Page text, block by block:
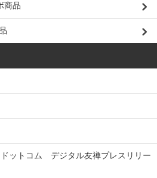
商品
ットコム デジタル友禅プレスリリー